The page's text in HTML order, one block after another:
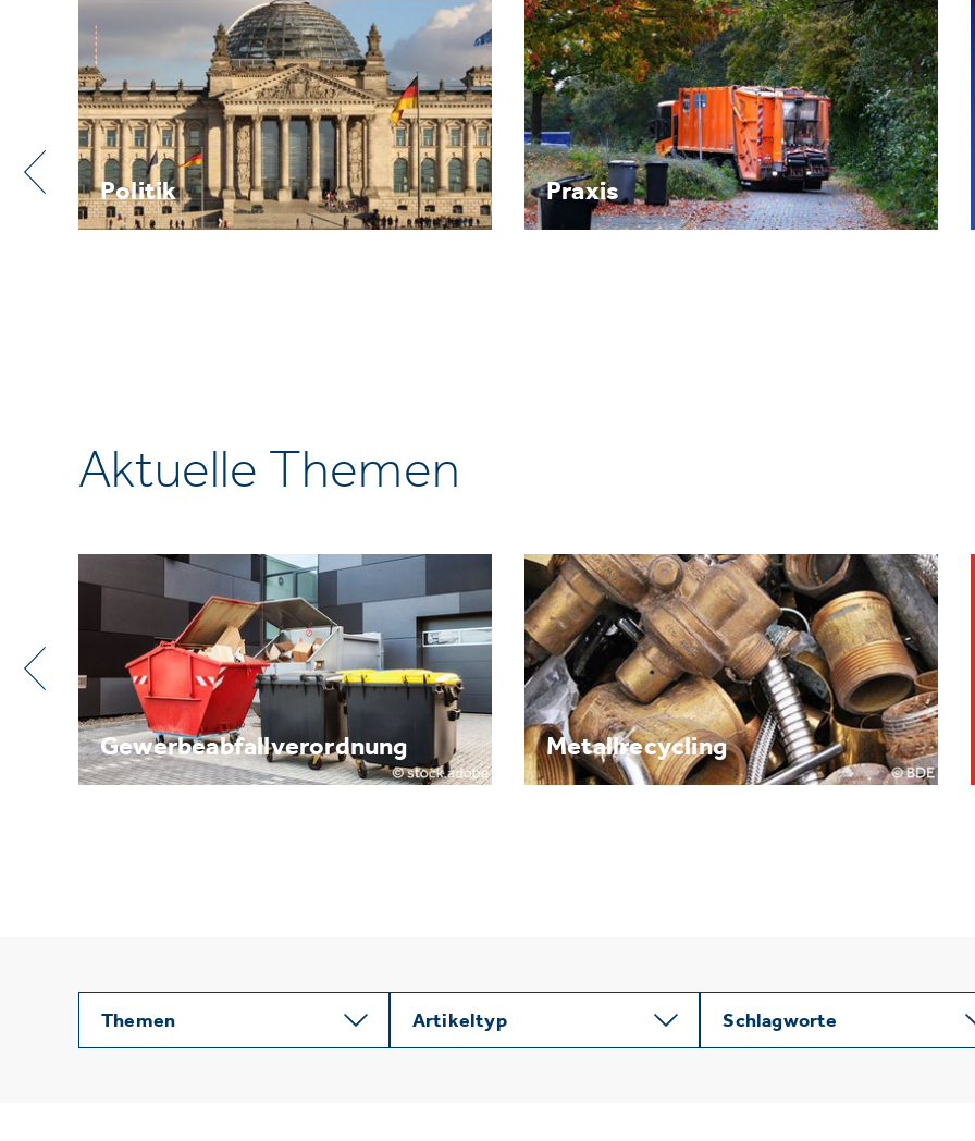
Praxis Recht
Aktuelle Themen
Metallrecycling Brennpunkt: Batterie
Themen Artikeltyp Schlagworte